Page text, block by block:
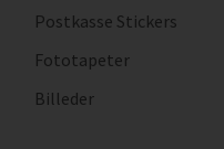
Postkasse Stickers
Fototapeter
Billeder